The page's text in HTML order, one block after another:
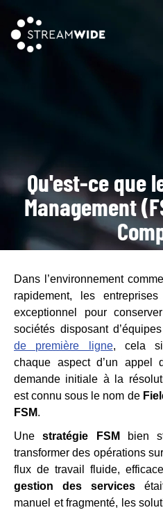
Qu'est-ce que
Management
Dans l’environnement
rapidement, les
exceptionnel pour
sociétés disposant
de première ligne, cela
chaque aspect d’un
demande initiale à la
est connu sous le nom de
FSM.
Unestratégie FSM bien
transformer des opérations
flux de travail fluide,
gestion des servicesétait
manuel et fragmenté, les